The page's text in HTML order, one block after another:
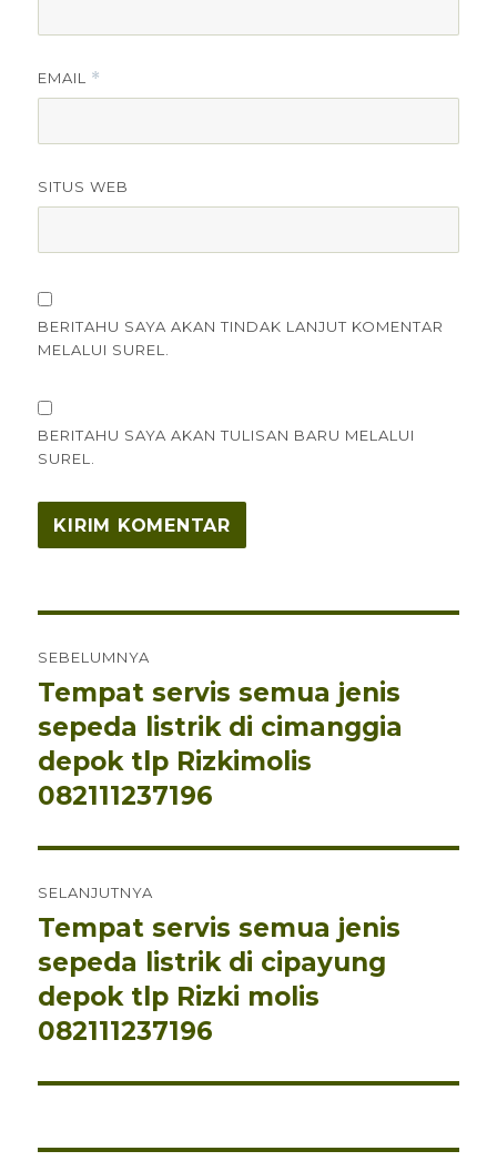
EMAIL *
SITUS WEB
BERITAHU SAYA AKAN TINDAK LANJUT KOMENTAR
MELALUI SUREL.
BERITAHU SAYA AKAN TULISAN BARU MELALUI
SUREL.
pos
SEBELUMNYA
Pos
sebelumnya:
Tempat servis semua jenis
sepeda listrik di cimanggia
depok tlp Rizkimolis
082111237196
SELANJUTNYA
Pos
berikutnya:
Tempat servis semua jenis
sepeda listrik di cipayung
depok tlp Rizki molis
082111237196